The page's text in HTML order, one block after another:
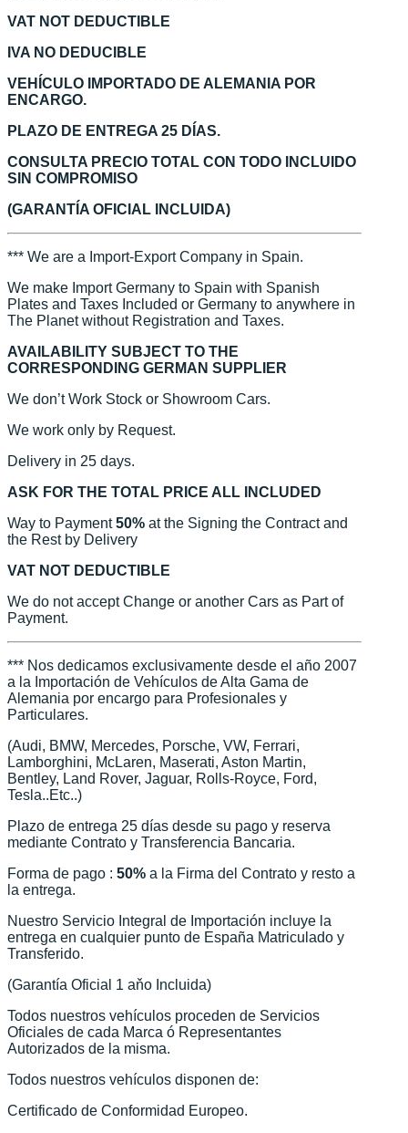
VAT NOT DEDUCTIBLE
IVA NO DEDUCIBLE
VEHÍCULO IMPORTADO DE ALEMANIA POR
ENCARGO.
PLAZO DE ENTREGA 25 DÍAS.
CONSULTA PRECIO TOTAL CON TODO INCLUIDO
SIN COMPROMISO
(GARANTÍA OFICIAL INCLUIDA)
*** We are a Import-Export Company in Spain.
We make Import Germany to Spain with Spanish
Plates and Taxes Included or Germany to anywhere in
The Planet without Registration and Taxes.
AVAILABILITY SUBJECT TO THE
CORRESPONDING GERMAN SUPPLIER
We don’t Work Stock or Showroom Cars.
We work only by Request.
Delivery in 25 days.
ASK FOR THE TOTAL PRICE ALL INCLUDED
Way to Payment50% at the Signing the Contract and
the Rest by Delivery
VAT NOT DEDUCTIBLE
We do not accept Change or another Cars as Part of
Payment.
*** Nos dedicamos exclusivamente desde el año 2007
a la Importación de Vehículos de Alta Gama de
Alemania por encargo para Profesionales y
Particulares.
(Audi, BMW, Mercedes, Porsche, VW, Ferrari,
Lamborghini, McLaren, Maserati, Aston Martin,
Bentley, Land Rover, Jaguar, Rolls-Royce, Ford,
Tesla..Etc..)
Plazo de entrega 25 días desde su pago y reserva
mediante Contrato y Transferencia Bancaria.
Forma de pago : 50% a la Firma del Contrato y resto a
la entrega.
Nuestro Servicio Integral de Importación incluye la
entrega en cualquier punto de España Matriculado y
Transferido.
(Garantía Oficial 1 aňo Incluida)
Todos nuestros vehículos proceden de Servicios
Oficiales de cada Marca ó Representantes
Autorizados de la misma.
Todos nuestros vehículos disponen de:
Certificado de Conformidad Europeo.